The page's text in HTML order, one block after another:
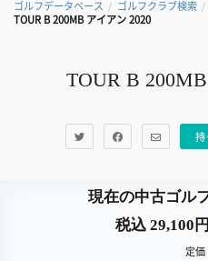
ゴルフデータベース / ゴルフクラブ検索 /
TOUR B 200MB アイアン 2020
TOUR B
持
現在の中古ゴル
税込 29,100
定